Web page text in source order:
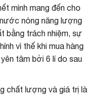
mình mang đến cho
nóng năng lượng
bằng trách nhiệm, sự
vì thế khi mua hàng
tâm bởi 6 lí do sau
chất lượng và giá trị là